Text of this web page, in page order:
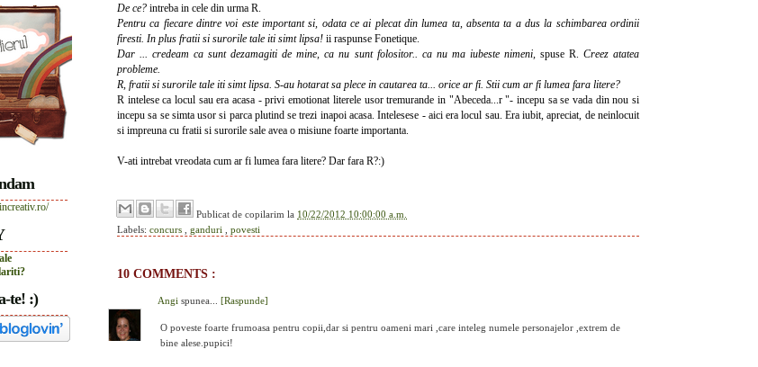
De ce? intreba in cele din urma R.
Pentru ca fiecare dintre voi este important si, odata ce ai plecat din lumea ta, absenta ta a dus la schimbarea ordinii
firesti. In plus fratii si surorile tale iti simt lipsa! ii raspunse Fonetique.
Dar ... credeam ca sunt dezamagiti de mine, ca nu sunt folositor.. ca nu ma iubeste nimeni,spuse R. Creez atatea
probleme.
R, fratii si surorile tale iti simt lipsa. S-au hotarat sa plece in cautarea ta... orice ar fi. Stii cum ar fi lumea fara litere?
R intelese ca locul sau era acasa - privi emotionat literele usor tremurande in "Abeceda...r "- incepu sa se vada din nou si
incepu sa se simta usor si parca plutind se trezi inapoi acasa. Intelesese - aici era locul sau. Era iubit, apreciat, de neinlocuit
si impreuna cu fratii si surorile sale avea o misiune foarte importanta.
V-ati intrebat vreodata cum ar fi lumea fara litere? Dar fara R?:)
Publicat de copilarim la 10/22/2012 10:00:00 a.m.
Labels: concurs ganduri povesti
10 COMMENTS :
Angi spunea... [Raspunde]
O poveste foarte frumoasa pentru copii,dar si pentru oameni mari ,care inteleg numele personajelor ,extrem de
bine alese.pupici!
te! :)